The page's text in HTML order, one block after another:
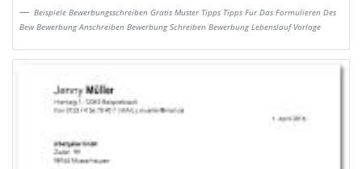
Beispiele Bewerbungsschreiben Gratis Muster Tipps Tipps Fur Das Formulieren Des
Bew Bewerbung Anschreiben Bewerbung Schreiben Bewerbung Lebenslauf Vorlage